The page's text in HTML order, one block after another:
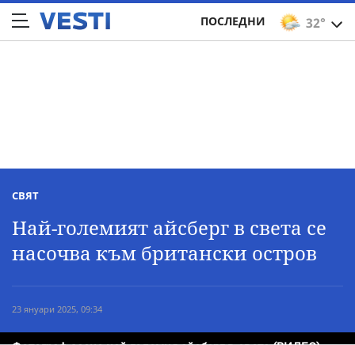
32°
ПОСЛЕДНИ
СВЯТ
Най-големият айсберг в света се
насочва към британски остров
23 януари 2025, 09:34